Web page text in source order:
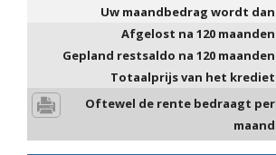
Uw maandbedrag wordt dan
Afgelost na 120 maanden
Gepland restsaldo na 120 maanden
Totaalprijs van het krediet
Oftewel de rente bedraagt per
maand